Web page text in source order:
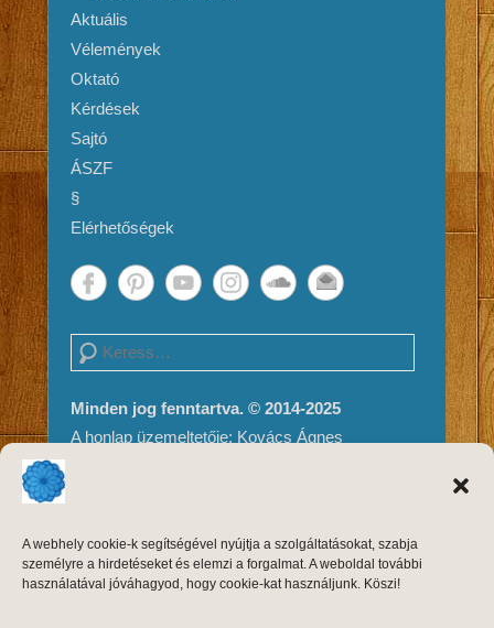
A webhely cookie-k segítségével nyújtja a szolgáltatásokat, szabja
személyre a hirdetéseket és elemzi a forgalmat. A weboldal további
használatával jóváhagyod, hogy cookie-kat használjunk. Köszi!
Aktuális
Vélemények
Oktató
Kérdések
Sajtó
ÁSZF
§
Elérhetőségek
Search
Minden jog fenntartva. © 2014-2025
A honlap üzemeltetője: Kovács Ágnes
jogvédelem alatt áll, másolni, módosítani
kizárólag a szerző, Kovács Ágnes írásos